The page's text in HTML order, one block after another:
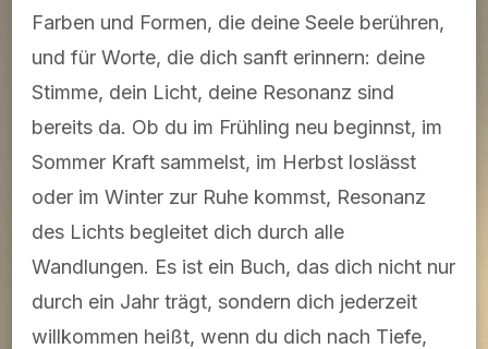
Farben und Formen, die deine Seele berühren,
und für Worte, die dich sanft erinnern: deine
Stimme, dein Licht, deine Resonanz sind
bereits da. Ob du im Frühling neu beginnst, im
Sommer Kraft sammelst, im Herbst loslässt
oder im Winter zur Ruhe kommst, Resonanz
des Lichts begleitet dich durch alle
Wandlungen. Es ist ein Buch, das dich nicht nur
durch ein Jahr trägt, sondern dich jederzeit
willkommen heißt, wenn du dich nach Tiefe,